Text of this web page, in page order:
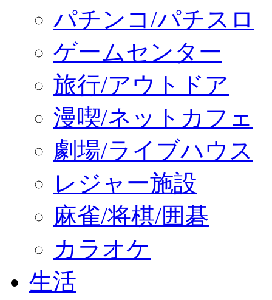
パチンコ/パチスロ
ゲームセンター
旅行/アウトドア
漫喫/ネットカフェ
劇場/ライブハウス
レジャー施設
麻雀/将棋/囲碁
カラオケ
生活